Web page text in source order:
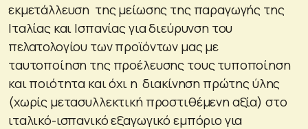
εκμετάλλευση της μείωσης της παραγωγής της
Ιταλίας και Ισπανίας για διεύρυνση του
πελατολογίου των προϊόντων μας με
ταυτοποίηση της προέλευσης τους τυποποίηση
και ποιότητα και όχι η διακίνηση πρώτης ύλης
(χωρίς μετασυλλεκτική προστιθέμενη αξία) στο
ιταλικό-ισπανικό εξαγωγικό εμπόριο για